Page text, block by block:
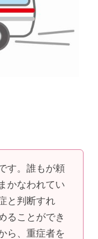
す。誰もが頼
かなわれてい
と判断すれ
ることができ
ら、重症者を